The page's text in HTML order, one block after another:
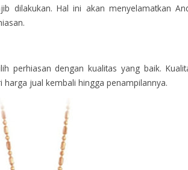
dilakukan. Hal ini akan menyelamatkan
perhiasan dengan kualitas yang baik.
jual kembali hingga penampilannya.